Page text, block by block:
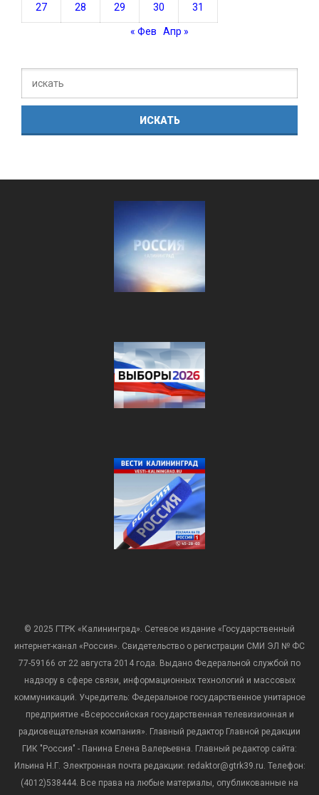
27 28 29 30 31
« Фев Апр »
© 2025 ГТРК «Калининград». Сетевое издание «Государственный
интернет-канал «Россия». Свидетельство о регистрации СМИ ЭЛ № ФС
77-59166 от 22 августа 2014 года. Выдано Федеральной службой по
надзору в сфере связи, информационных технологий и массовых
коммуникаций. Учредитель: Федеральное государственное унитарное
предприятие «Всероссийская государственная телевизионная и
радиовещательная компания». Главный редактор Главной редакции
ГИК "Россия" - Панина Елена Валерьевна. Главный редактор сайта:
Ильина Н.Г. Электронная почта редакции: redaktor@gtrk39.ru. Телефон:
(4012)538444. Все права на любые материалы, опубликованные на